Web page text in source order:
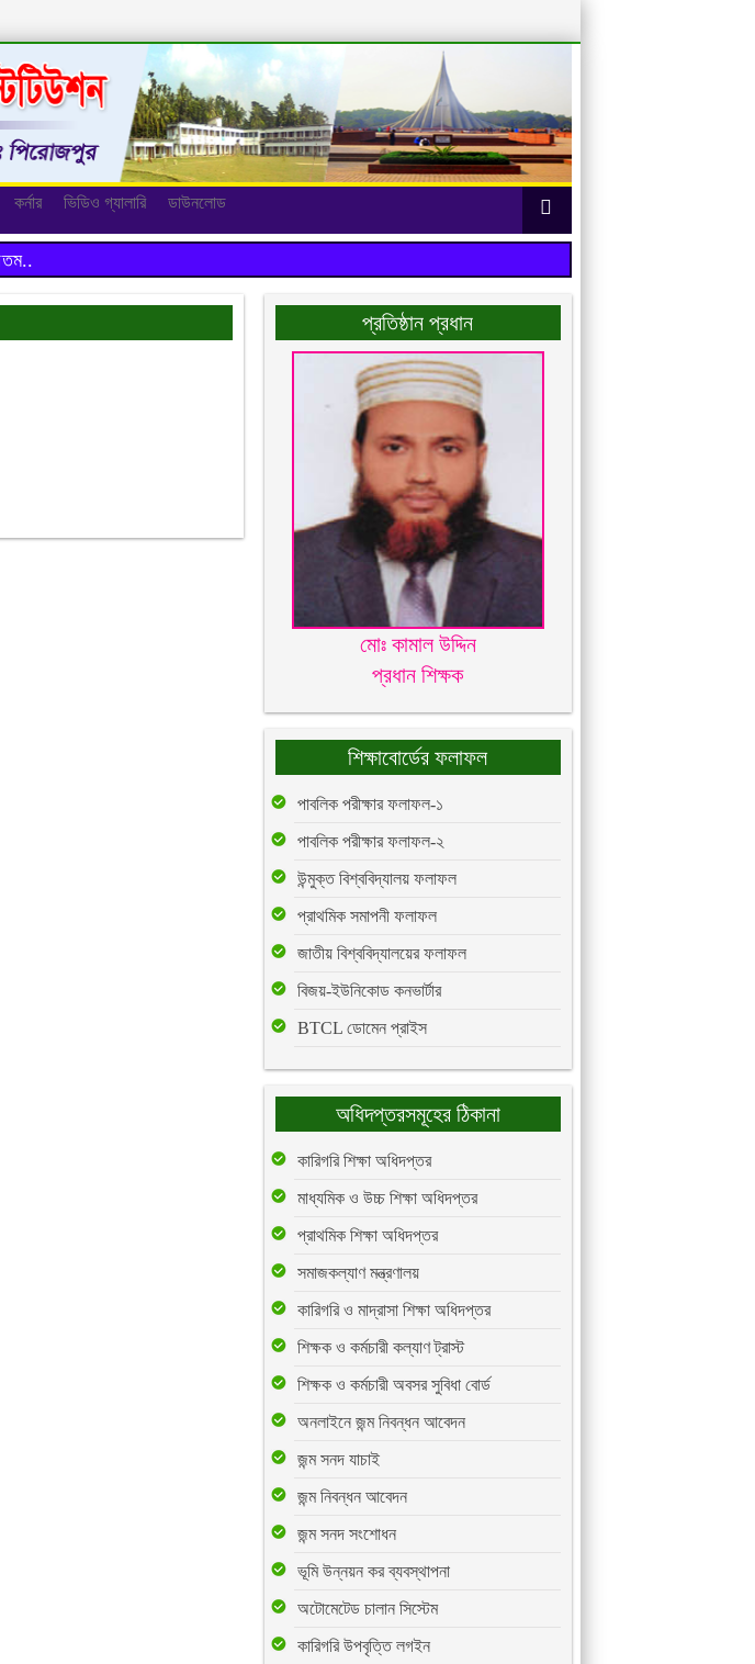
কর্নার ভিডিও গ্যালারি ডাউনলোড
প্রতিষ্ঠান প্রধান
মোঃ কামাল উদ্দিন
প্রধান শিক্ষক
শিক্ষাবোর্ডের ফলাফল
পাবলিক পরীক্ষার ফলাফল-১
পাবলিক পরীক্ষার ফলাফল-২
উন্মুক্ত বিশ্ববিদ্যালয় ফলাফল
প্রাথমিক সমাপনী ফলাফল
জাতীয় বিশ্ববিদ্যালয়ের ফলাফল
বিজয়-ইউনিকোড কনভার্টার
BTCL ডোমেন প্রাইস
অধিদপ্তরসমূহের ঠিকানা
কারিগরি শিক্ষা অধিদপ্তর
মাধ্যমিক ও উচ্চ শিক্ষা অধিদপ্তর
প্রাথমিক শিক্ষা অধিদপ্তর
সমাজকল্যাণ মন্ত্রণালয়
কারিগরি ও মাদ্রাসা শিক্ষা অধিদপ্তর
শিক্ষক ও কর্মচারী কল্যাণ ট্রাস্ট
শিক্ষক ও কর্মচারী অবসর সুবিধা বোর্ড
অনলাইনে জন্ম নিবন্ধন আবেদন
জন্ম সনদ যাচাই
জন্ম নিবন্ধন আবেদন
জন্ম সনদ সংশোধন
ভূমি উন্নয়ন কর ব্যবস্থাপনা
অটোমেটেড চালান সিস্টেম
কারিগরি উপবৃত্তি লগইন